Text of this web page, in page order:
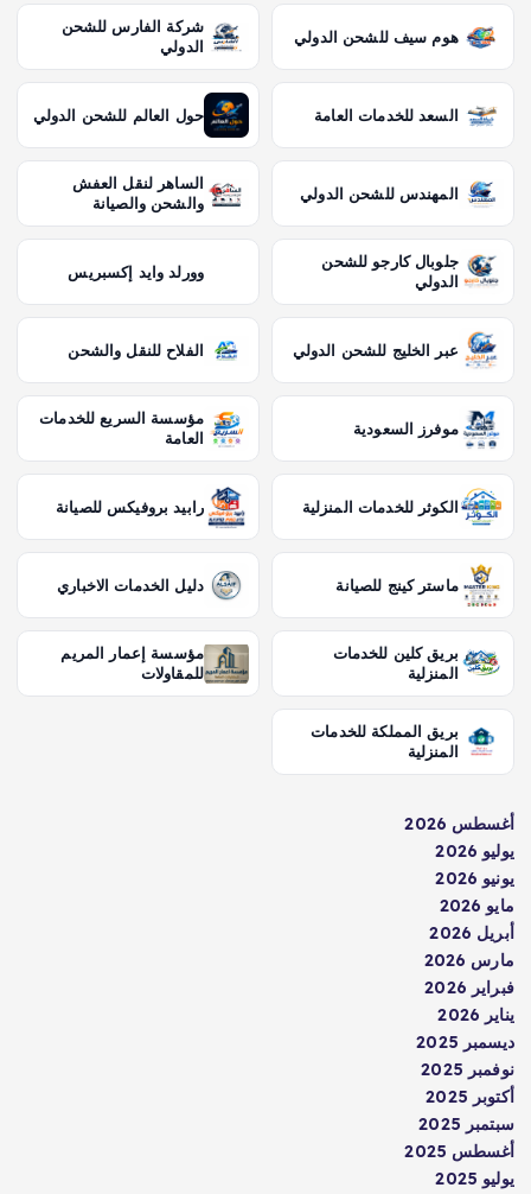
هوم سيف للشحن الدولي
شركة الفارس للشحن
الدولي
السعد للخدمات العامة حول العالم للشحن الدولي
المهندس للشحن الدولي
الساهر لنقل العفش
والشحن والصيانة
جلوبال كارجو للشحن
الدولي
وورلد وايد إكسبريس
عبر الخليج للشحن الدولي الفلاح للنقل والشحن
موفرز السعودية
مؤسسة السريع للخدمات
العامة
الكوثر للخدمات المنزلية رابيد بروفيكس للصيانة
ماستر كينج للصيانة دليل الخدمات الاخباري
بريق كلين للخدمات
المنزلية
مؤسسة إعمار المريم
للمقاولات
بريق المملكة للخدمات
المنزلية
أغسطس 2026
يوليو 2026
يونيو 2026
مايو 2026
أبريل 2026
مارس 2026
فبراير 2026
يناير 2026
ديسمبر 2025
نوفمبر 2025
أكتوبر 2025
سبتمبر 2025
أغسطس 2025
يوليو 2025